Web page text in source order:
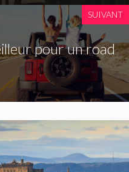
SUIVANT
pour un road